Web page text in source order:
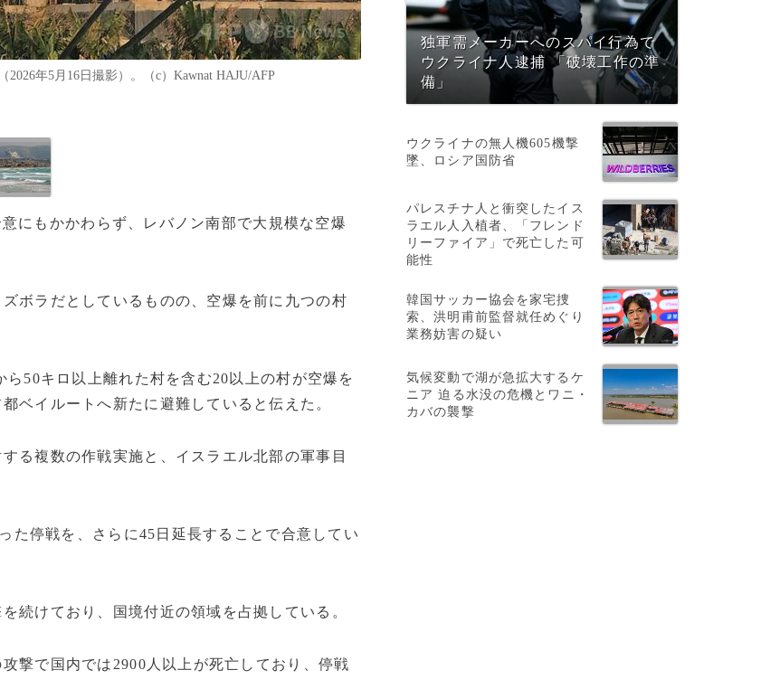
年5月16日撮影）。（c）Kawnat HAJU/AFP
にもかかわらず、レバノン南部で大規模な空爆
ボラだとしているものの、空爆を前に九つの村
50キロ以上離れた村を含む20以上の村が空爆を
ベイルートへ新たに避難していると伝えた。
る複数の作戦実施と、イスラエル北部の軍事目
た停戦を、さらに45日延長することで合意してい
続けており、国境付近の領域を占拠している。
撃で国内では2900人以上が死亡しており、停戦
独軍需メーカーへのスパイ行為で
ウクライナ人逮捕 「破壊工作の準
備」
ウクライナの無人機605機撃
墜、ロシア国防省
パレスチナ人と衝突したイス
ラエル人入植者、「フレンド
リーファイア」で死亡した可
能性
韓国サッカー協会を家宅捜
索、洪明甫前監督就任めぐり
業務妨害の疑い
気候変動で湖が急拡大するケ
ニア 迫る水没の危機とワニ・
カバの襲撃